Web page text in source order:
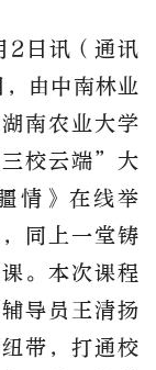
2日讯（通讯
由中南林业
南农业大学
校云端”大
情》在线举
同上一堂铸
。本次课程
导员王清扬
带，打通校